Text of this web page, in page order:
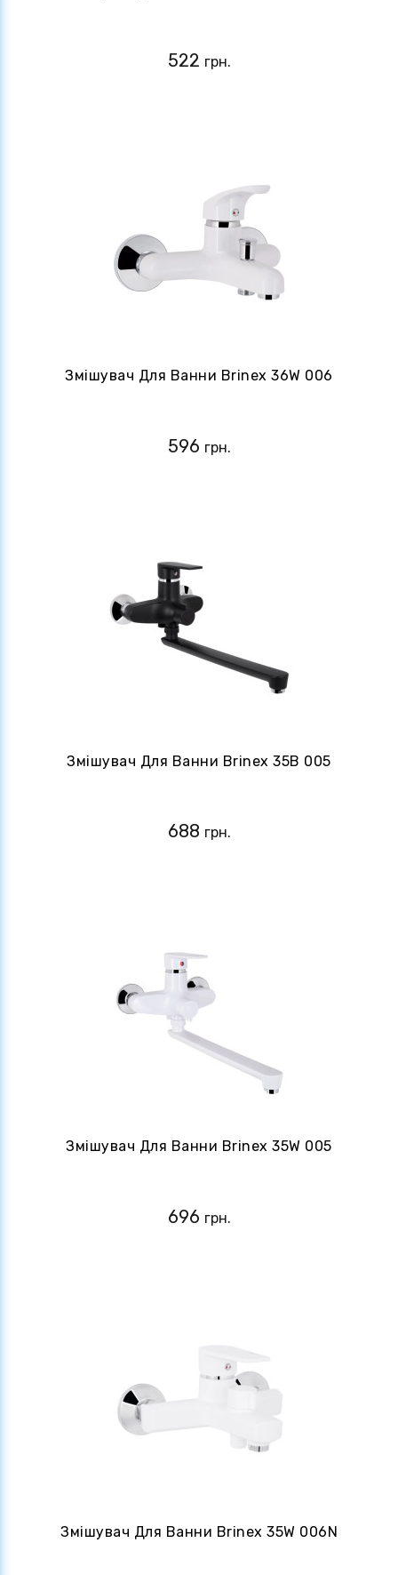
522 грн.
Змішувач Для Ванни Brinex 36W 006
596 грн.
Змішувач Для Ванни Brinex 35B 005
688 грн.
Змішувач Для Ванни Brinex 35W 005
696 грн.
Змішувач Для Ванни Brinex 35W 006N